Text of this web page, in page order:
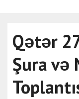
Qətər
Şura və